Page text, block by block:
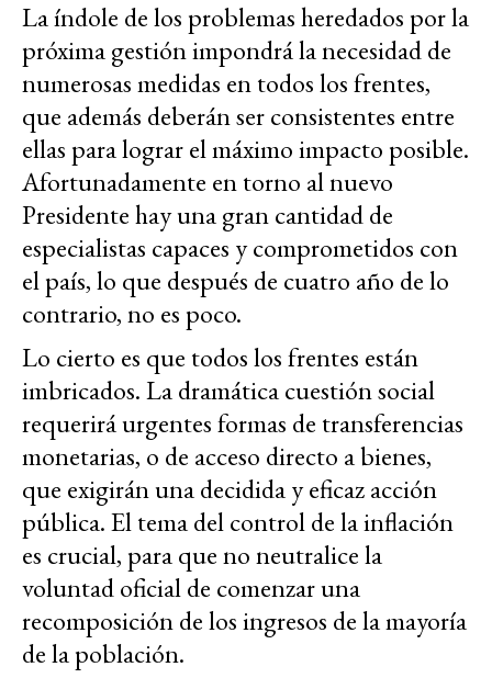
La índole de los problemas heredados por la
próxima gestión impondrá la necesidad de
numerosas medidas en todos los frentes,
que además deberán ser consistentes entre
ellas para lograr el máximo impacto posible.
Afortunadamente en torno al nuevo
Presidente hay una gran cantidad de
especialistas capaces y comprometidos con
el país, lo que después de cuatro año de lo
contrario, no es poco.
Lo cierto es que todos los frentes están
imbricados. La dramática cuestión social
requerirá urgentes formas de transferencias
monetarias, o de acceso directo a bienes,
que exigirán una decidida y eficaz acción
pública. El tema del control de la inflación
es crucial, para que no neutralice la
voluntad oficial de comenzar una
recomposición de los ingresos de la mayoría
de la población.